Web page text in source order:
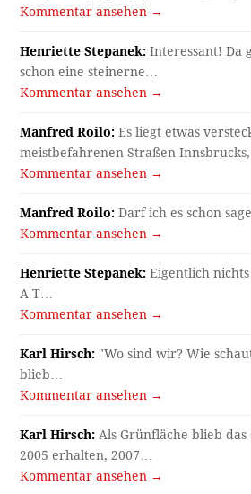
Kommentar ansehen →
Henriette Stepanek: Interessant! Da
schon eine steinerne…
Kommentar ansehen →
Manfred Roilo: Es liegt etwas
meistbefahrenen Straßen
Kommentar ansehen →
Manfred Roilo: Darf ich es schon
Kommentar ansehen →
Henriette Stepanek: Eigentlich
A T…
Kommentar ansehen →
Karl Hirsch: "Wo sind wir? Wie
blieb…
Kommentar ansehen →
Karl Hirsch: Als Grünfläche blieb
2005 erhalten, 2007…
Kommentar ansehen →